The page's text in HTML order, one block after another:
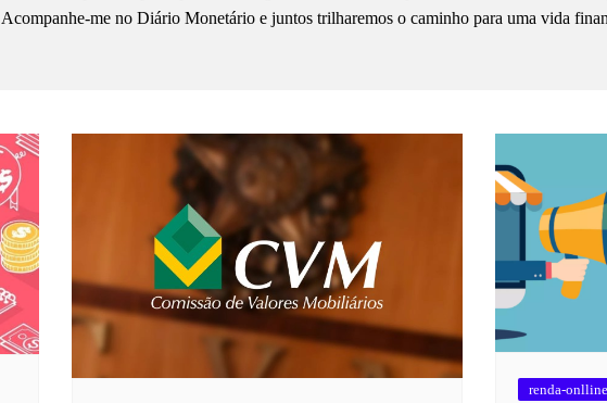
Acompanhe-me no Diário Monetário e juntos trilharemos o caminho para uma vida
renda-onlline